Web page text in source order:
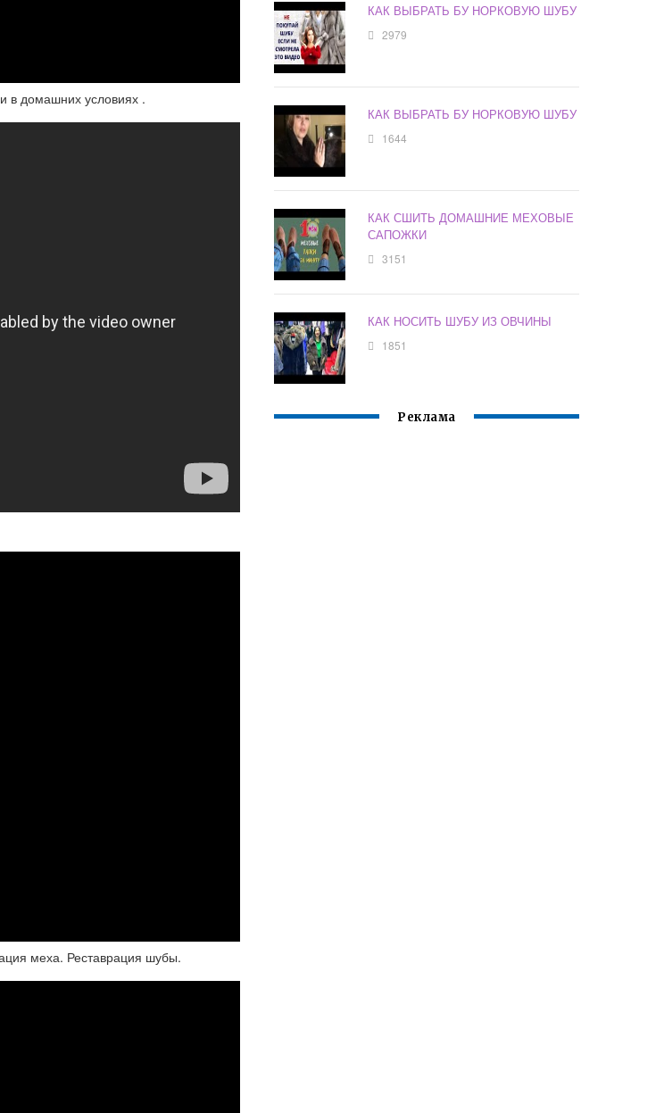
в домашних условиях .
меха. Реставрация шубы.
КАК ВЫБРАТЬ БУ НОРКОВУЮ ШУБУ
2979
КАК ВЫБРАТЬ БУ НОРКОВУЮ ШУБУ
1644
КАК СШИТЬ ДОМАШНИЕ МЕХОВЫЕ
САПОЖКИ
3151
КАК НОСИТЬ ШУБУ ИЗ ОВЧИНЫ
1851
Реклама